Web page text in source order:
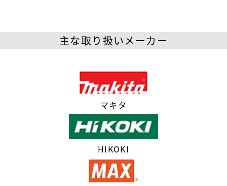
主な取り扱いメーカー
マキタ
HIKOKI